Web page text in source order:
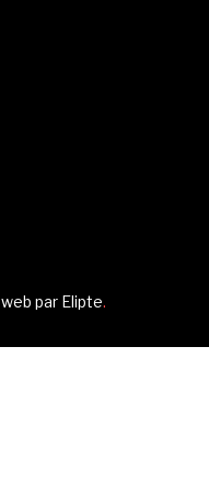
web par Elipte.